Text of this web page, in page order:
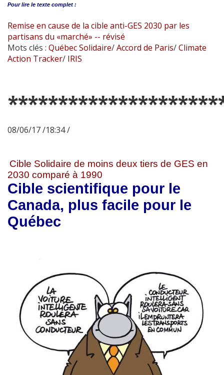
Pour lire le texte complet :
Remise en cause de la cible anti-GES 2030 par les
partisans du «marché» -- révisé
Mots clés : Québec Solidaire/Accord de Paris/Climate
Action Tracker/ IRIS
08/06/17 /18:34 /
Cible Solidaire de moins deux tiers de GES en
2030 comparé à 1990
Cible scientifique pour le
Canada, plus facile pour le
Québec